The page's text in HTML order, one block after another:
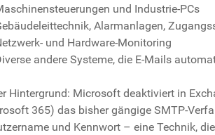
und Industrie-PCs
Alarmanlagen,
und Hardware-Monitoring
andere Systeme, die E-Mails
Hintergrund: Microsoft deaktiviert in
365) das bisher gängige SMTP-
und Kennwort – eine Technik,